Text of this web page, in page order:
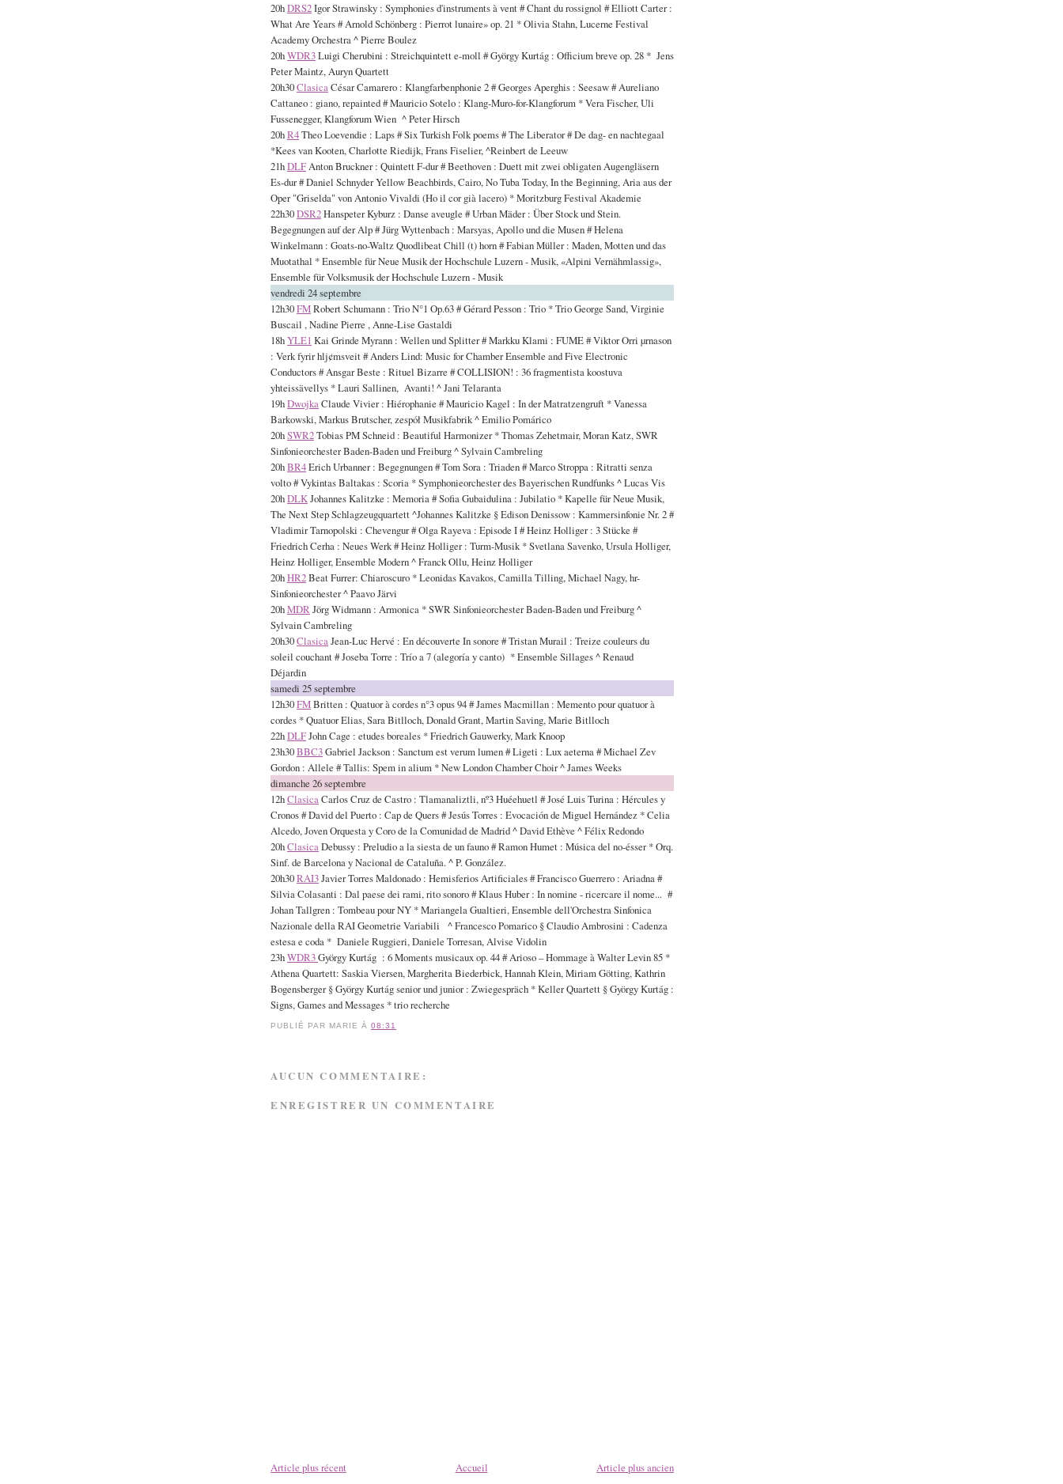
20hDRS2Igor Strawinsky : Symphonies d'instruments à vent # Chant du rossignol # Elliott Carter :
What Are Years # Arnold Schönberg : Pierrot lunaire» op. 21 * Olivia Stahn, Lucerne Festival
Academy Orchestra ^ Pierre Boulez
20hWDR3Luigi Cherubini : Streichquintett e-moll # György Kurtág : Officium breve op. 28 * Jens
Peter Maintz, Auryn Quartett
20h30ClasicaCésar Camarero : Klangfarbenphonie 2 # Georges Aperghis : Seesaw # Aureliano
Cattaneo : giano, repainted # Mauricio Sotelo : Klang-Muro-for-Klangforum * Vera Fischer, Uli
Fussenegger, Klangforum Wien ^ Peter Hirsch
20hR4Theo Loevendie : Laps # Six Turkish Folk poems # The Liberator # De dag- en nachtegaal
*Kees van Kooten, Charlotte Riedijk, Frans Fiselier, ^Reinbert de Leeuw
21hDLFAnton Bruckner : Quintett F-dur # Beethoven : Duett mit zwei obligaten Augengläsern
Es-dur # Daniel Schnyder Yellow Beachbirds, Cairo, No Tuba Today, In the Beginning, Aria aus der
Oper "Griselda" von Antonio Vivaldi (Ho il cor già lacero) * Moritzburg Festival Akademie
22h30DSR2Hanspeter Kyburz : Danse aveugle # Urban Mäder : Über Stock und Stein.
Begegnungen auf der Alp # Jürg Wyttenbach : Marsyas, Apollo und die Musen # Helena
Winkelmann : Goats-no-Waltz Quodlibeat Chill (t) horn # Fabian Müller : Maden, Motten und das
Muotathal * Ensemble für Neue Musik der Hochschule Luzern - Musik, «Alpini Vernähmlassig»,
Ensemble für Volksmusik der Hochschule Luzern - Musik
vendredi 24 septembre
12h30FMRobert Schumann : Trio N°1 Op.63 # Gérard Pesson : Trio * Trio George Sand, Virginie
Buscail , Nadine Pierre , Anne-Lise Gastaldi
18hYLE1 Kai Grinde Myrann : Wellen und Splitter # Markku Klami : FUME # Viktor Orri µrnason
: Verk fyrir hlj¢msveit # Anders Lind: Music for Chamber Ensemble and Five Electronic
Conductors # Ansgar Beste : Rituel Bizarre # COLLISION! : 36 fragmentista koostuva
yhteissävellys * Lauri Sallinen, Avanti! ^ Jani Telaranta
19hDwojkaClaude Vivier : Hiérophanie # Mauricio Kagel : In der Matratzengruft * Vanessa
Barkowski, Markus Brutscher, zespół Musikfabrik ^ Emilio Pomárico
20hSWR2Tobias PM Schneid : Beautiful Harmonizer * Thomas Zehetmair, Moran Katz, SWR
Sinfonieorchester Baden-Baden und Freiburg ^ Sylvain Cambreling
20hBR4Erich Urbanner : Begegnungen # Tom Sora : Triaden # Marco Stroppa : Ritratti senza
volto # Vykintas Baltakas : Scoria * Symphonieorchester des Bayerischen Rundfunks ^ Lucas Vis
20hDLKJohannes Kalitzke : Memoria # Sofia Gubaidulina : Jubilatio * Kapelle für Neue Musik,
The Next Step Schlagzeugquartett ^Johannes Kalitzke § Edison Denissow : Kammersinfonie Nr. 2 #
Vladimir Tarnopolski : Chevengur # Olga Rayeva : Episode I # Heinz Holliger : 3 Stücke #
Friedrich Cerha : Neues Werk # Heinz Holliger : Turm-Musik * Svetlana Savenko, Ursula Holliger,
Heinz Holliger, Ensemble Modern ^ Franck Ollu, Heinz Holliger
20hHR2Beat Furrer: Chiaroscuro * Leonidas Kavakos, Camilla Tilling, Michael Nagy, hr-
Sinfonieorchester ^ Paavo Järvi
20hMDRJörg Widmann : Armonica * SWR Sinfonieorchester Baden-Baden und Freiburg ^
Sylvain Cambreling
20h30ClasicaJean-Luc Hervé : En découverte In sonore # Tristan Murail : Treize couleurs du
soleil couchant # Joseba Torre : Trío a 7 (alegoría y canto) * Ensemble Sillages ^ Renaud
Déjardin
samedi 25 septembre
12h30FMBritten : Quatuor à cordes n°3 opus 94 # James Macmillan : Memento pour quatuor à
cordes * Quatuor Elias, Sara Bitlloch, Donald Grant, Martin Saving, Marie Bitlloch
22hDLFJohn Cage : etudes boreales * Friedrich Gauwerky, Mark Knoop
23h30BBC3Gabriel Jackson : Sanctum est verum lumen # Ligeti : Lux aeterna # Michael Zev
Gordon : Allele # Tallis: Spem in alium * New London Chamber Choir ^ James Weeks
dimanche 26 septembre
12hClasicaCarlos Cruz de Castro : Tlamanaliztli, nº3 Huéehuetl # José Luis Turina : Hércules y
Cronos # David del Puerto : Cap de Quers # Jesús Torres : Evocación de Miguel Hernández * Celia
Alcedo, Joven Orquesta y Coro de la Comunidad de Madrid ^ David Ethève ^ Félix Redondo
20hClasicaDebussy : Preludio a la siesta de un fauno # Ramon Humet : Música del no-ésser * Orq.
Sinf. de Barcelona y Nacional de Cataluña. ^ P. González.
20h30RAI3Javier Torres Maldonado : Hemisferios Artificiales # Francisco Guerrero : Ariadna #
Silvia Colasanti : Dal paese dei rami, rito sonoro # Klaus Huber : In nomine - ricercare il nome... #
Johan Tallgren : Tombeau pour NY * Mariangela Gualtieri, Ensemble dell'Orchestra Sinfonica
Nazionale della RAI Geometrie Variabili ^ Francesco Pomarico § Claudio Ambrosini : Cadenza
estesa e coda * Daniele Ruggieri, Daniele Torresan, Alvise Vidolin
23hWDR3György Kurtág : 6 Moments musicaux op. 44 # Arioso – Hommage à Walter Levin 85 *
Athena Quartett: Saskia Viersen, Margherita Biederbick, Hannah Klein, Miriam Götting, Kathrin
Bogensberger § György Kurtág senior und junior : Zwiegespräch * Keller Quartett § György Kurtág :
Signs, Games and Messages * trio recherche
PUBLIÉ PAR MARIE À08:31
AUCUN COMMENTAIRE:
ENREGISTRER UN COMMENTAIRE
Article plus récent Article plus ancien
Accueil